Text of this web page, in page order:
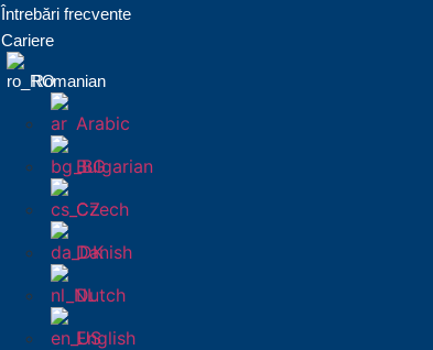
Întrebări frecvente
Cariere
Romanian
Arabic
Bulgarian
Czech
Danish
Dutch
English